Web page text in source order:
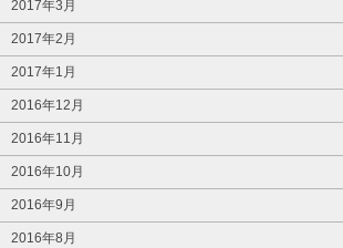
2017年3月
2017年2月
2017年1月
2016年12月
2016年11月
2016年10月
2016年9月
2016年8月